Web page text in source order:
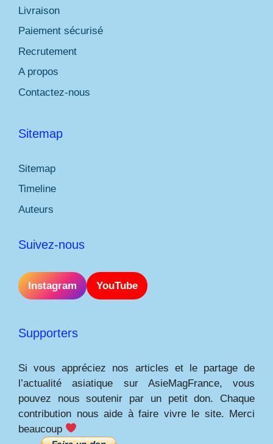
Livraison
Paiement sécurisé
Recrutement
A propos
Contactez-nous
Sitemap
Sitemap
Timeline
Auteurs
Suivez-nous
Instagram YouTube
Supporters
Si vous appréciez nos articles et le partage de
l’actualité asiatique sur AsieMagFrance, vous
pouvez nous soutenir par un petit don. Chaque
contribution nous aide à faire vivre le site. Merci
beaucoup